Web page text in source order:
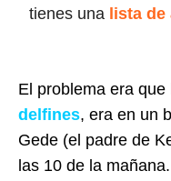
tienes una lista
El problema era que
delfines, era en un
Gede (el padre de
las 10 de la